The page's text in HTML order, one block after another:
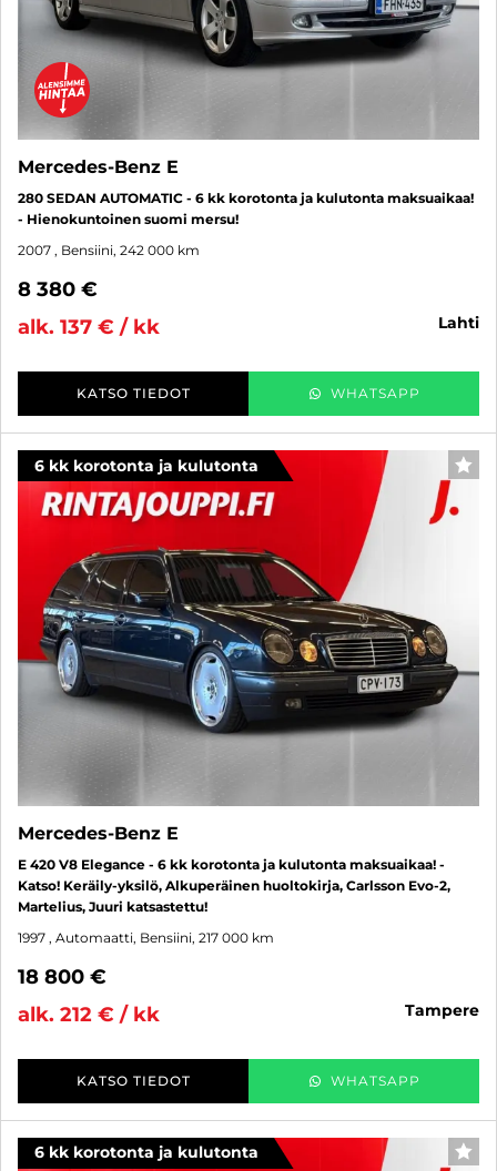
Mercedes-Benz E
280 SEDAN AUTOMATIC - 6 kk korotonta ja kulutonta maksuaikaa!
- Hienokuntoinen suomi mersu!
2007 , Bensiini, 242 000 km
8 380 €
alk. 137 € / kk
lahti
KATSO TIEDOT WHATSAPP
6 kk korotonta ja kulutonta
Mercedes-Benz E
E 420 V8 Elegance - 6 kk korotonta ja kulutonta maksuaikaa! -
Katso! Keräily-yksilö, Alkuperäinen huoltokirja, Carlsson Evo-2,
Martelius, Juuri katsastettu!
1997 , Automaatti, Bensiini, 217 000 km
18 800 €
alk. 212 € / kk
tampere
KATSO TIEDOT WHATSAPP
6 kk korotonta ja kulutonta